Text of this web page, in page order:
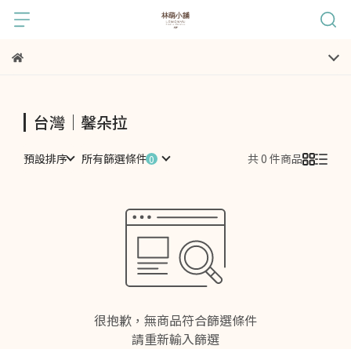
台灣｜馨朵拉
預設排序 所有篩選條件 共 0 件商品
很抱歉，無商品符合篩選條件
請重新輸入篩選